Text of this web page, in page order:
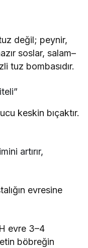
değil; peynir,
soslar, salam–
tuz bombasıdır.
keskin bıçaktır.
artırır,
evresine
evre 3–4
böbreğin